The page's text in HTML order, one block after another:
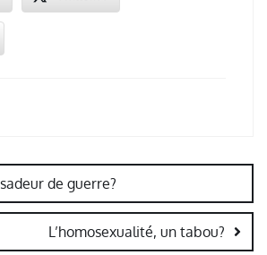
de guerre?
L’homosexualité, un tabou?